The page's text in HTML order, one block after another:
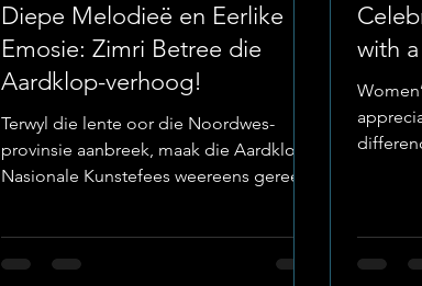
Diepe Melodieë en Eerlike
Emosie: Zimri Betree die
Aardklop-verhoog!
Terwyl die lente oor die Noordwes-
provinsie aanbreek, maak die Aardklop
Nasionale Kunstefees weereens gereed
kuns, kosmarkte en regstreekse
with
to 9